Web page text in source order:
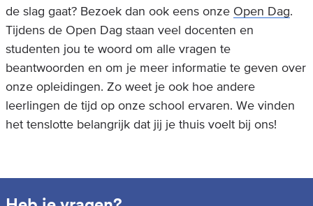
de slag gaat? Bezoek dan ook eens onze Open Dag.
Tijdens de Open Dag staan veel docenten en
studenten jou te woord om alle vragen te
beantwoorden en om je meer informatie te geven over
onze opleidingen. Zo weet je ook hoe andere
leerlingen de tijd op onze school ervaren. We vinden
het tenslotte belangrijk dat jij je thuis voelt bij ons!